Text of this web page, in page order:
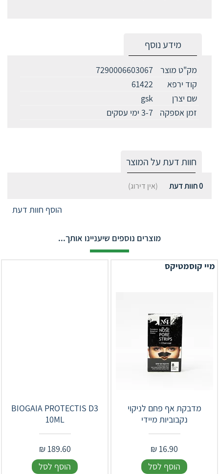
מידע נוסף
מק"ט מוצר
7290006603067
קוד ירפא
61422
שם יצרן
gsk
זמן אספקה
3-7 ימי עסקים
חוות דעת על המוצר
0חוות דעת (אין דירוג)
הוסף חוות דעת
מוצרים נוספים שיעניינו אותך...
מיי קוסמטיקס
מדבקת אף פחם לניקוי
נקבוביות מיידי
16.90
₪
הוסף לסל
‎BIOGAIA‎ ‎PROTECTIS‎ ‎D‎3‎
‎10‎ML
189.60
₪
הוסף לסל